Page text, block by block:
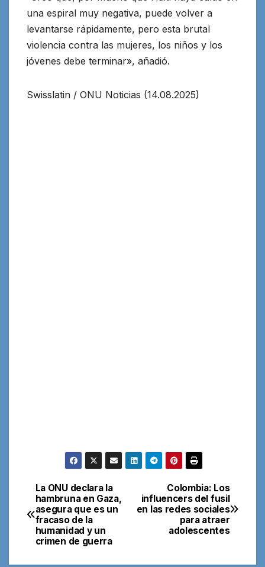
una espiral muy negativa, puede volver a
levantarse rápidamente, pero esta brutal
violencia contra las mujeres, los niños y los
jóvenes debe terminar», añadió.
Swisslatin / ONU Noticias (14.08.2025)
Navegación
de
entradas
Colombia: Los
influencers del fusil
en las redes sociales
para atraer
adolescentes
La ONU declara la
hambruna en Gaza,
asegura que es un
fracaso de la
humanidad y un
crimen de guerra